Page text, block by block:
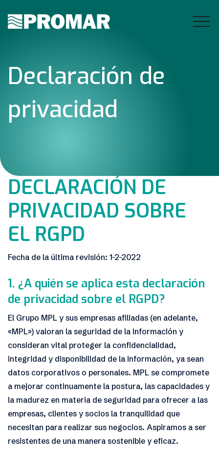
Declaración de
privacidad
DECLARACIÓN DE
PRIVACIDAD SOBRE
EL RGPD
Fecha de la última revisión: 1-2-2022
1. ¿A quién se aplica esta declaración
de privacidad sobre el RGPD?
El Grupo MPL y sus empresas afiliadas (en adelante,
«MPL») valoran la seguridad de la información y
consideran vital proteger la confidencialidad,
integridad y disponibilidad de la información, ya sean
datos corporativos o personales. MPL se compromete
a mejorar continuamente la postura, las capacidades y
la madurez en materia de seguridad para ofrecer a las
empresas, clientes y socios la tranquilidad que
necesitan para realizar sus negocios. Aspiramos a ser
resistentes de una manera sostenible y eficaz.